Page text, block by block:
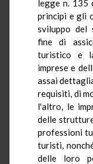
legge n. 135
principi e gli
sviluppo del
fine di
turistico e
imprese e
assai
requisiti, di
l'altro, le
delle
professioni
turisti,
delle loro